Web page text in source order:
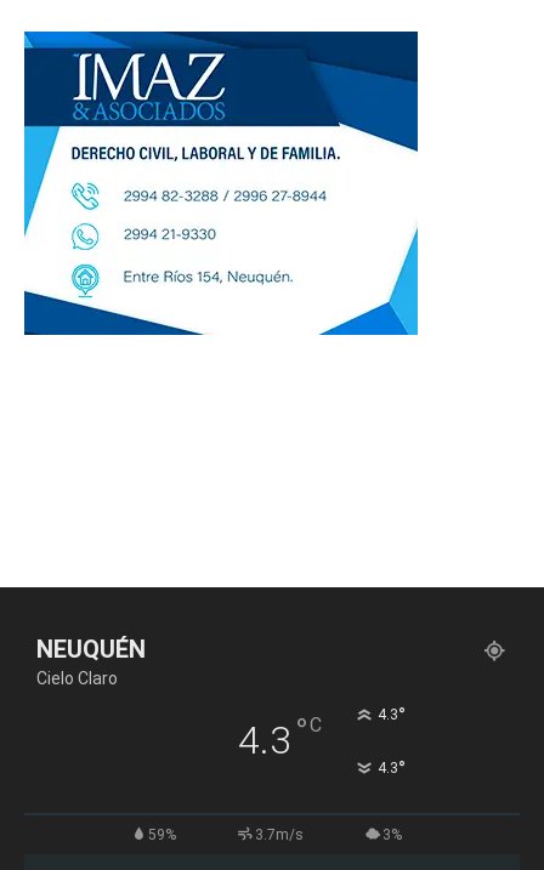
NEUQUÉN
Cielo Claro
4.3 °C 4.3°
4.3°
59% 3.7m/s 3%